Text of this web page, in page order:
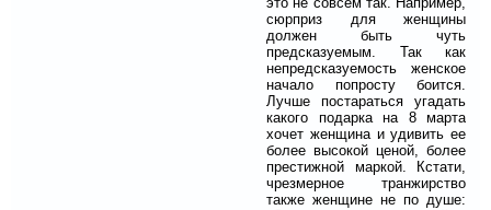
сюрприз для женщины
должен быть чуть
предсказуемым. Так как
непредсказуемость женское
начало попросту боится.
Лучше постараться угадать
какого подарка на 8 марта
хочет женщина и удивить ее
более высокой ценой, более
престижной маркой. Кстати,
чрезмерное транжирство
также женщине не по душе: